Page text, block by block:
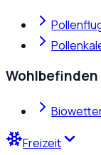
Wohlbefinden
Freizeit